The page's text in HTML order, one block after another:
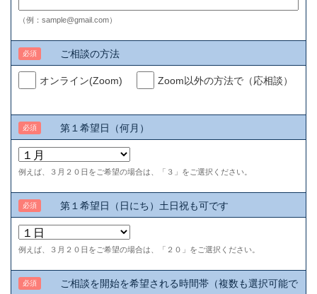
（例：sample@gmail.com）
ご相談の方法
必須
オンライン(Zoom) Zoom以外の方法で（応相談）
第１希望日（何月）
必須
例えば、３月２０日をご希望の場合は、「３」をご選択ください。
第１希望日（日にち）土日祝も可です
必須
例えば、３月２０日をご希望の場合は、「２０」をご選択ください。
ご相談を開始を希望される時間帯（複数も選択可能で
必須